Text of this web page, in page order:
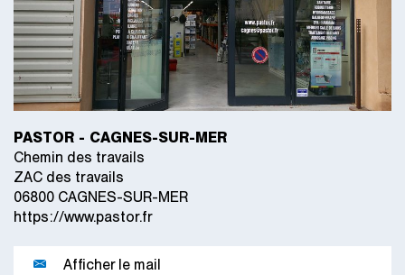
PASTOR - CAGNES-SUR-MER
Chemin des travails
ZAC des travails
06800 CAGNES-SUR-MER
https://www.pastor.fr
Afficher le mail